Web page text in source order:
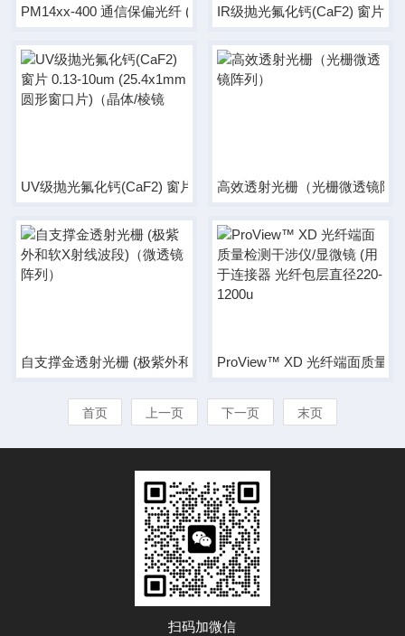
PM14xx-400 通信保偏光纤 (涂覆层直径400um)
IR级抛光氟化钙(CaF2) 窗片
UV级抛光氟化钙(CaF2) 窗片 0.13-10um (25.4x1mm 圆形窗口
高效透射光栅（光栅微透镜阵
自支撑金透射光栅 (极紫外和软X射线波段)（微透镜阵列）
ProView™ XD 光纤端面质量检
首页 上一页 下一页 末页
扫码加微信